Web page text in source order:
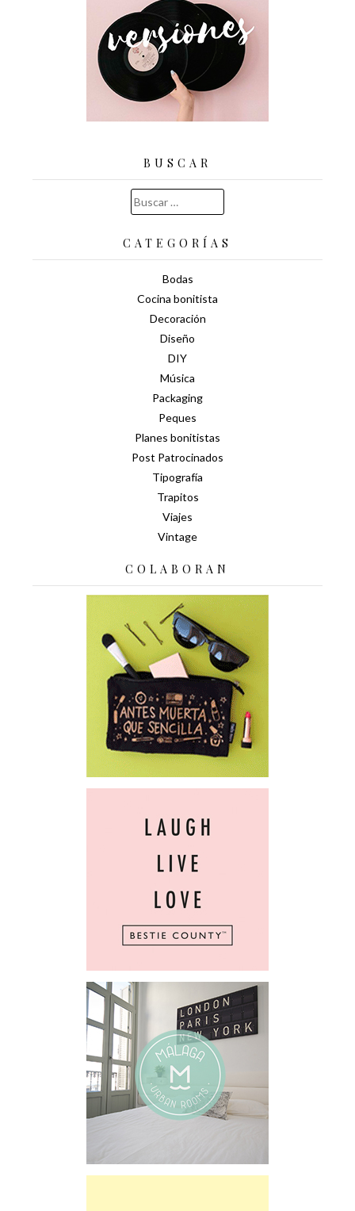
BUSCAR
Buscar:
CATEGORÍAS
Bodas
Cocina bonitista
Decoración
Diseño
DIY
Música
Packaging
Peques
Planes bonitistas
Post Patrocinados
Tipografía
Trapitos
Viajes
Vintage
COLABORAN